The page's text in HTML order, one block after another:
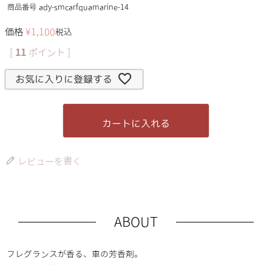
商品番号 ady-smcarfquamarine-14
価格 ¥1,100税込
[ 11 ポイント ]
お気に入りに登録する
カートに入れる
レビューを書く
ABOUT
フレグランスが香る、車の芳香剤。